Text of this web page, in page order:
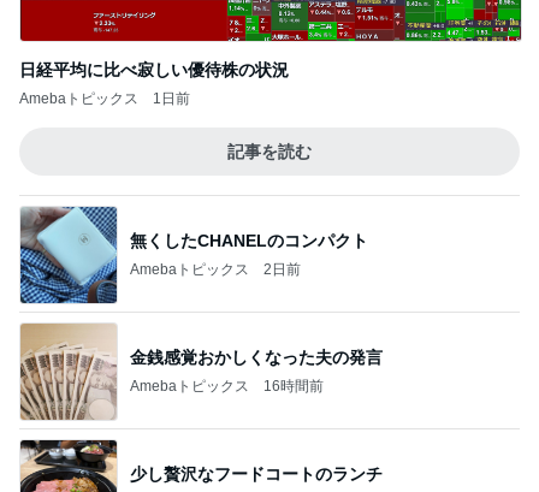
日経平均に比べ寂しい優待株の状況
Amebaトピックス 1日前
記事を読む
無くしたCHANELのコンパクト
Amebaトピックス 2日前
金銭感覚おかしくなった夫の発言
Amebaトピックス 16時間前
少し贅沢なフードコートのランチ